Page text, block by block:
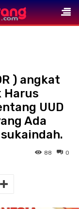
) angkat
Harus
UUD
Ada
0
88